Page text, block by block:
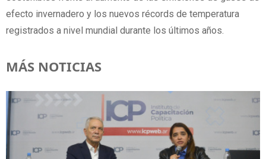
efecto invernadero y los nuevos récords de temperatura
registrados a nivel mundial durante los últimos años.
MÁS NOTICIAS